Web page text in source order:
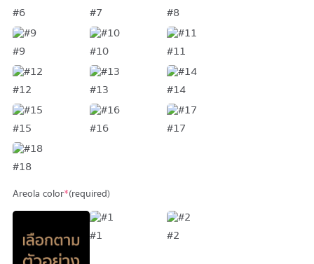
#6 #7 #8
#9 #10 #11
#12 #13 #14
#15 #16 #17
#18
Areola color*(required)
#1 #2